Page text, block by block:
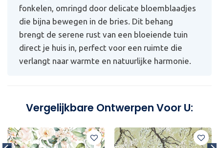
fonkelen, omringd door delicate bloemblaadjes
die bijna bewegen in de bries. Dit behang
brengt de serene rust van een bloeiende tuin
direct je huis in, perfect voor een ruimte die
verlangt naar warmte en natuurlijke harmonie.
Vergelijkbare Ontwerpen Voor U: